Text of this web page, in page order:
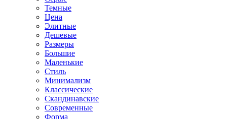
Темные
Цена
Элитные
Дешевые
Размеры
Большие
Маленькие
Стиль
Минимализм
Классические
Скандинавские
Современные
Форма